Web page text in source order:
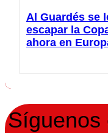
Al Guardés se
escapar la
ahora en
Síguenos